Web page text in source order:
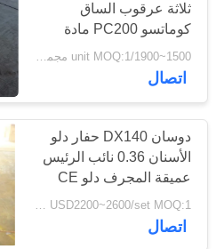
ثلاثة عرقوب الساق
كوماتسو PC200 مادة
التهيئة الغرض
1500~1900/unit MOQ:1 مجموعة
اتصال
دوسان DX140 حفار دلو
الأسنان 0.36 نائب الرئيس
عميقة المجرف دلو CE
وافق
USD2200~2600/set MOQ:1 مجموعة
اتصال